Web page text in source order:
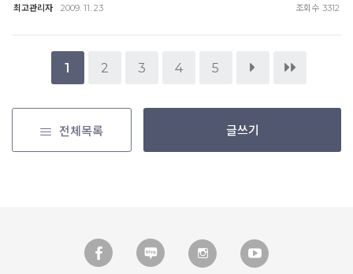
최고관리자 2009. 11. 23 조회수 3312
1 2 3 4 5
전체목록 글쓰기